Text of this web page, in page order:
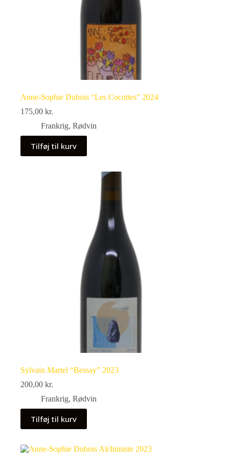
Anne-Sophie Dubois “Les Cocottes” 2024
175,00 kr.
Frankrig, Rødvin
Tilføj til kurv
Sylvain Martel “Bessay” 2023
200,00 kr.
Frankrig, Rødvin
Tilføj til kurv